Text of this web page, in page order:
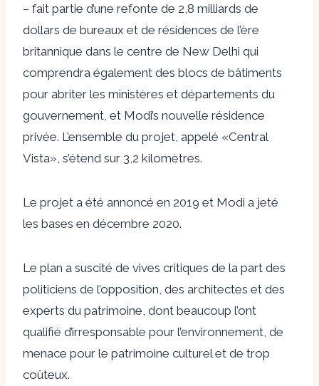
– fait partie d’une refonte de 2,8 milliards de
dollars de bureaux et de résidences de l’ère
britannique dans le centre de New Delhi qui
comprendra également des blocs de bâtiments
pour abriter les ministères et départements du
gouvernement, et Modi’s nouvelle résidence
privée. L’ensemble du projet, appelé «Central
Vista», s’étend sur 3,2 kilomètres.
Le projet a été annoncé en 2019 et Modi a jeté
les bases en décembre 2020.
Le plan a suscité de vives critiques de la part des
politiciens de l’opposition, des architectes et des
experts du patrimoine, dont beaucoup l’ont
qualifié d’irresponsable pour l’environnement, de
menace pour le patrimoine culturel et de trop
coûteux.